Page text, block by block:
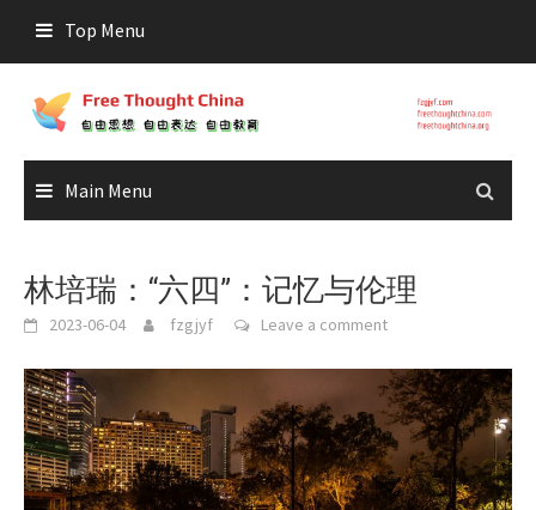
content
Top Menu
Main Menu
林培瑞：“六四”：记忆与伦理
2023-06-04 fzgjyf Leave a comment